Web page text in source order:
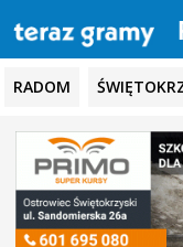
RADOM